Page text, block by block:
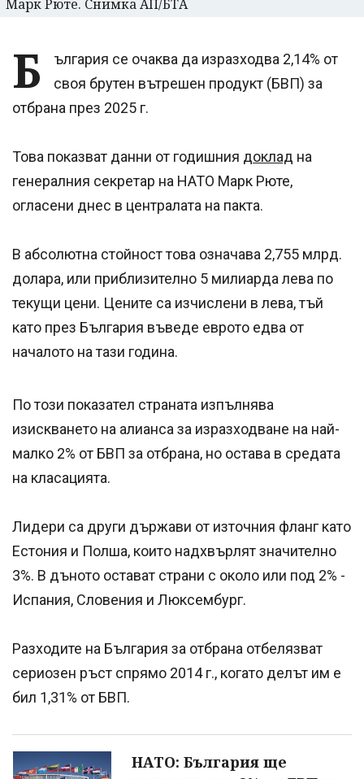
Марк Рюте. Снимка АП/БТА
Б
ългария се очаква да изразходва 2,14% от
своя брутен вътрешен продукт (БВП) за
отбрана през 2025 г.
Това показват данни от годишния доклад на
генералния секретар на НАТО Марк Рюте,
огласени днес в централата на пакта.
В абсолютна стойност това означава 2,755 млрд.
долара, или приблизително 5 милиарда лева по
текущи цени. Цените са изчислени в лева, тъй
като през България въведе еврото едва от
началото на тази година.
По този показател страната изпълнява
изискването на алианса за изразходване на най-
малко 2% от БВП за отбрана, но остава в средата
на класацията.
Лидери са други държави от източния фланг като
Естония и Полша, които надхвърлят значително
3%. В дъното остават страни с около или под 2% -
Испания, Словения и Люксембург.
Разходите на България за отбрана отбелязват
сериозен ръст спрямо 2014 г., когато делът им е
бил 1,31% от БВП.
НАТО: България ще